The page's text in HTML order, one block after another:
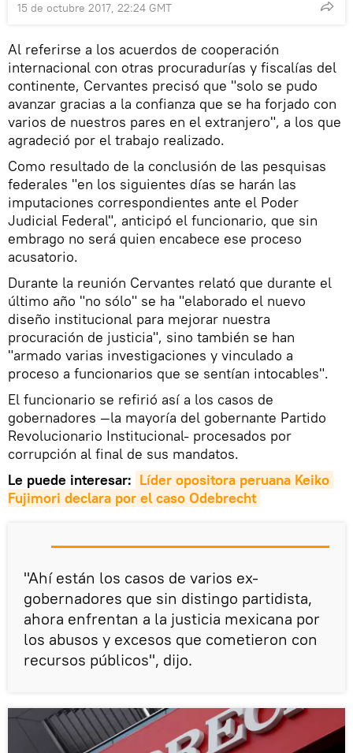
15 de octubre 2017, 22:24 GMT
Al referirse a los acuerdos de cooperación
internacional con otras procuradurías y fiscalías del
continente, Cervantes precisó que "solo se pudo
avanzar gracias a la confianza que se ha forjado con
varios de nuestros pares en el extranjero", a los que
agradeció por el trabajo realizado.
Como resultado de la conclusión de las pesquisas
federales "en los siguientes días se harán las
imputaciones correspondientes ante el Poder
Judicial Federal", anticipó el funcionario, que sin
embrago no será quien encabece ese proceso
acusatorio.
Durante la reunión Cervantes relató que durante el
último año "no sólo" se ha "elaborado el nuevo
diseño institucional para mejorar nuestra
procuración de justicia", sino también se han
"armado varias investigaciones y vinculado a
proceso a funcionarios que se sentían intocables".
El funcionario se refirió así a los casos de
gobernadores —la mayoría del gobernante Partido
Revolucionario Institucional- procesados por
corrupción al final de sus mandatos.
Le puede interesar: Líder opositora peruana Keiko
Fujimori declara por el caso Odebrecht
"Ahí están los casos de varios ex-
gobernadores que sin distingo partidista,
ahora enfrentan a la justicia mexicana por
los abusos y excesos que cometieron con
recursos públicos", dijo.